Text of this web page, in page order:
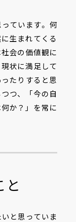
ています。何
生まれてくる
会の価値観に
状に満足して
たりすると思
つ、「今の自
か？」を常に
と
と思っていま